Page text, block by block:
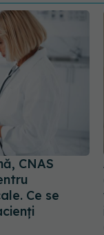
CNAS
Ce se